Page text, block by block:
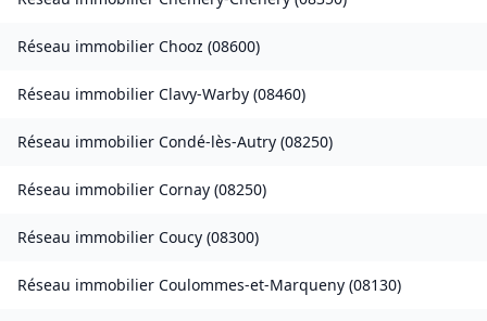
Réseau immobilier Chooz (08600)
Réseau immobilier Clavy-Warby (08460)
Réseau immobilier Condé-lès-Autry (08250)
Réseau immobilier Cornay (08250)
Réseau immobilier Coucy (08300)
Réseau immobilier Coulommes-et-Marqueny (08130)